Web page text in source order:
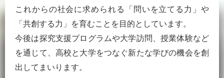
これからの社会に求められる「問いを立てる力」や
「共創する力」を育むことを目的としています。
今後は探究支援プログラムや大学訪問、授業体験など
を通じて、高校と大学をつなぐ新たな学びの機会を創
出してまいります。